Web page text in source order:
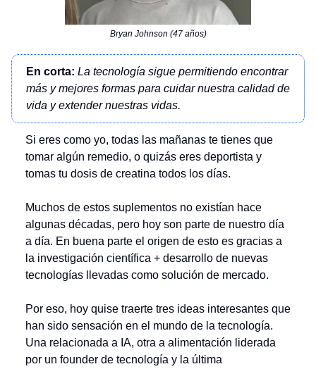
Bryan Johnson (47 años)
En corta: La tecnología sigue permitiendo encontrar
más y mejores formas para cuidar nuestra calidad de
vida y extender nuestras vidas.
Si eres como yo, todas las mañanas te tienes que
tomar algún remedio, o quizás eres deportista y
tomas tu dosis de creatina todos los días.
Muchos de estos suplementos no existían hace
algunas décadas, pero hoy son parte de nuestro día
a día. En buena parte el origen de esto es gracias a
la investigación científica + desarrollo de nuevas
tecnologías llevadas como solución de mercado.
Por eso, hoy quise traerte tres ideas interesantes que
han sido sensación en el mundo de la tecnología.
Una relacionada a IA, otra a alimentación liderada
por un founder de tecnología y la última